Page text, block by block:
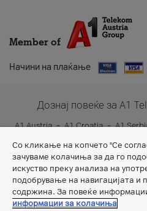
Member of
Начини на плаќање
Дознај повеќе за A1
A1 Austria A1 Croatia A1
A1 Slovenia
Со кликање на копчето "Се
зачуваме колачиња за да го
искуство преку анализа на
подобрување на навигацијата
содржина. За повеќе
информации за колачиња